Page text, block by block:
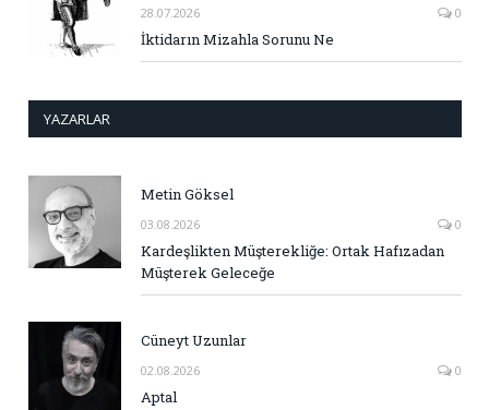
28.07.2026 0
İktidarın Mizahla Sorunu Ne
YAZARLAR
Metin Göksel
03.08.2026 0
Kardeşlikten Müşterekliğe: Ortak Hafızadan
Müşterek Geleceğe
Cüneyt Uzunlar
02.08.2026 0
Aptal